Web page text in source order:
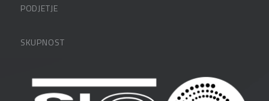
FAQ – pogosta vprašanja
PODJETJE
Zaposlitev
SKUPNOST
Blog